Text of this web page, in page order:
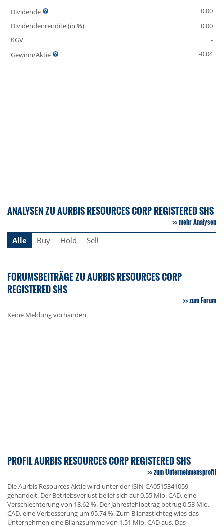
Dividende
0.00
Dividendenrendite (in %)
0.00
KGV
-
Gewinn/Aktie
-0.04
ANALYSEN ZU AURBIS RESOURCES CORP REGISTERED SHS
mehr Analysen
Alle
Buy Hold Sell
FORUMSBEITRÄGE ZU AURBIS RESOURCES CORP
REGISTERED SHS
zum Forum
Keine Meldung vorhanden
PROFIL AURBIS RESOURCES CORP REGISTERED SHS
zum Unternehmensprofil
Die Aurbis Resources Aktie wird unter der ISIN CA0515341059
gehandelt. Der Betriebsverlust belief sich auf 0,55 Mio. CAD, eine
Verschlechterung von 18,62 %. Der Jahresfehlbetrag betrug 0,53 Mio.
CAD, eine Verbesserung um 95,74 %. Zum Bilanzstichtag wies das
Unternehmen eine Bilanzsumme von 1,51 Mio. CAD aus. Das